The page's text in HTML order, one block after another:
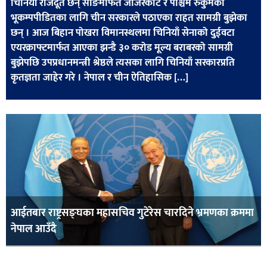
भूकम्पपीडितका लागि चीन सरकारले पठाएका राहत सामग्री बुझेका
छन् । आज बिहान पोखरा विमानस्थलमा चिनियाँ सेनाको दुईवटा
एयरक्राफ्टमार्फत आएका झन्डै ३० करोड मूल्य बराबरको सामग्री
बुझेपछि उपप्रधानमन्त्री श्रेष्ठले त्यसका लागि चिनियाँ सरकारप्रति
कृतज्ञता जाहेर गरे । नेपाल र चीन ऐतिहासिक […]
आईतबार राष्ट्रसङ्घका महासचिव गुटेरेस चारदिने भ्रमणका क्रममा
नेपाल आउँदै